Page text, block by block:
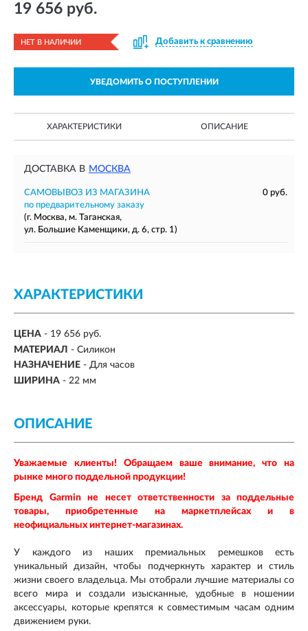
19 656 руб.
НЕТ В НАЛИЧИИ Добавить к сравнению
УВЕДОМИТЬ О ПОСТУПЛЕНИИ
ХАРАКТЕРИСТИКИ ОПИСАНИЕ
ДОСТАВКА В МОСКВА
САМОВЫВОЗ ИЗ МАГАЗИНА
0 руб.
по предварительному заказу
(г. Москва, м. Таганская,
ул. Большие Каменщики, д. 6, стр. 1)
ХАРАКТЕРИСТИКИ
ЦЕНА - 19 656 руб.
МАТЕРИАЛ - Силикон
НАЗНАЧЕНИЕ - Для часов
ШИРИНА - 22 мм
ОПИСАНИЕ
Уважаемые клиенты! Обращаем ваше внимание, что на
рынке много поддельной продукции!
Бренд Garmin не несет ответственности за поддельные
товары, приобретенные на маркетплейсах и в
неофициальных интернет-магазинах.
У каждого из наших премиальных ремешков есть
уникальный дизайн, чтобы подчеркнуть характер и стиль
жизни своего владельца. Мы отобрали лучшие материалы со
всего мира и создали изысканные, удобные в ношении
аксессуары, которые крепятся к совместимым часам одним
движением руки.